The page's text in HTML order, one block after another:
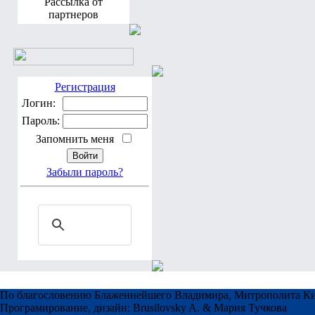
партнеров
Регистрация
Логин:
Пароль:
Запомнить меня
Забыли пароль?
По благословению Блаженнейшего Владимира, Митрополита
Програмирование, дизайн: Brusilovsky A. & Мария Тучкова